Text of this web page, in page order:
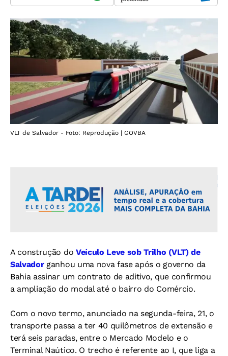
VLT de Salvador - Foto: Reprodução | GOVBA
A construção do Veículo Leve sob Trilho (VLT) de
Salvadorganhou uma nova fase após o governo da
Bahia assinar um contrato de aditivo, que confirmou
a ampliação do modal até o bairro do Comércio.
Com o novo termo, anunciado na segunda-feira, 21, o
transporte passa a ter 40 quilômetros de extensão e
terá seis paradas, entre o Mercado Modelo e o
Terminal Naútico. O trecho é referente ao I, que liga a